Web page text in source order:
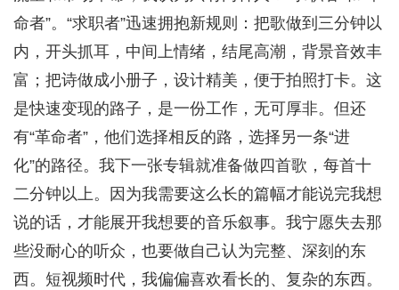
命者”。“求职者”迅速拥抱新规则：把歌做到三分钟以
内，开头抓耳，中间上情绪，结尾高潮，背景音效丰
富；把诗做成小册子，设计精美，便于拍照打卡。这
是快速变现的路子，是一份工作，无可厚非。但还
有“革命者”，他们选择相反的路，选择另一条“进
化”的路径。我下一张专辑就准备做四首歌，每首十
二分钟以上。因为我需要这么长的篇幅才能说完我想
说的话，才能展开我想要的音乐叙事。我宁愿失去那
些没耐心的听众，也要做自己认为完整、深刻的东
西。短视频时代，我偏偏喜欢看长的、复杂的东西。